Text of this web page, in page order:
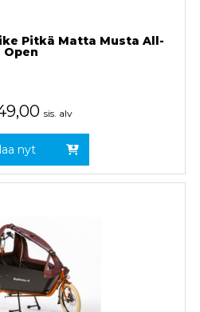
Pitkä Matta Musta All-
Open
sis. alv
nyt